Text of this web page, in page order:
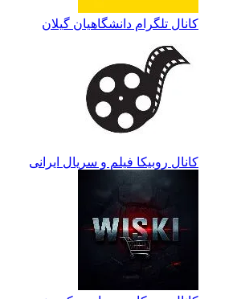
کانال تلگرام دانشگاهیان گیلان
کانال روبیکا فیلم و سریال ایرانی